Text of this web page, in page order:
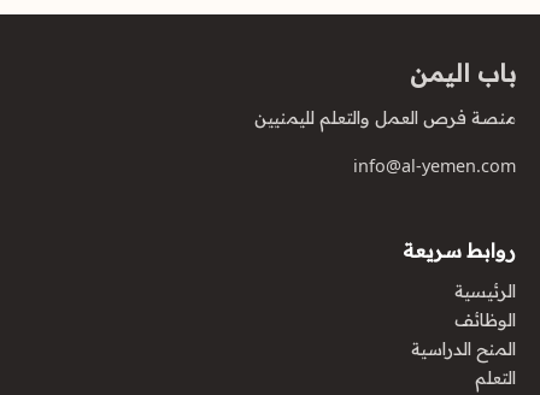
باب اليمن
منصة فرص العمل والتعلم لليمنيين
info@al-yemen.com
روابط سريعة
الرئيسية
الوظائف
المنح الدراسية
التعلم